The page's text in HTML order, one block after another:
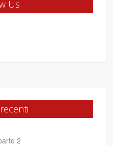
Us
2